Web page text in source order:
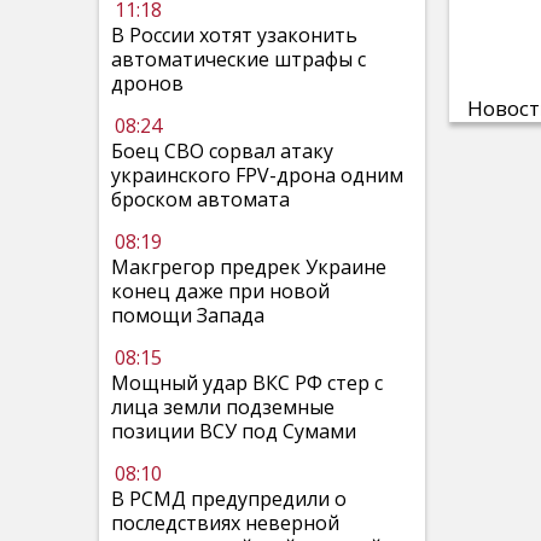
11:18
В России хотят узаконить
автоматические штрафы с
дронов
08:24
Боец СВО сорвал атаку
украинского FPV-дрона одним
броском автомата
08:19
Макгрегор предрек Украине
конец даже при новой
помощи Запада
08:15
Мощный удар ВКС РФ стер с
лица земли подземные
позиции ВСУ под Сумами
08:10
В РСМД предупредили о
последствиях неверной